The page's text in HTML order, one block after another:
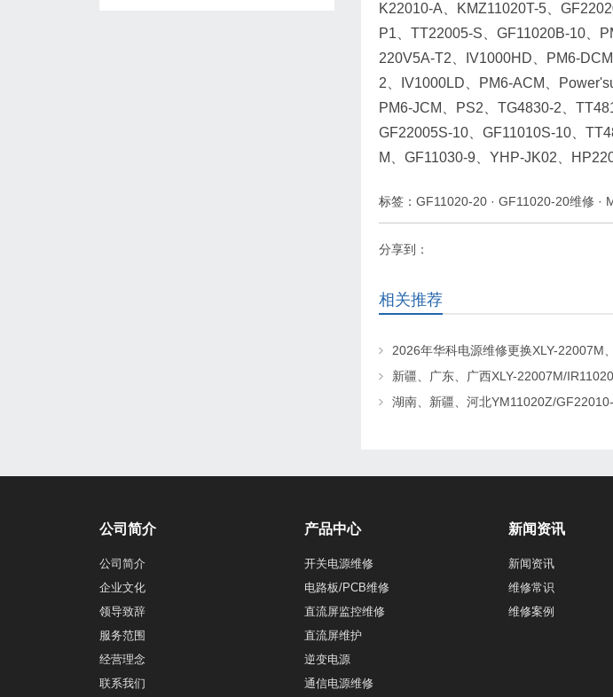
K22010-A、KMZ11020T-5、
P1、TT22005-S、GF11020B-10、
220V5A-T2、IV1000HD、PM6-
2、IV1000LD、PM6-ACM、
PM6-JCM、PS2、TG4830-2、
GF22005S-10、GF11010S-10、
M、GF11030-9、YHP-JK02、
标签： GF11020-20 · GF11020-20维修 ·
分享到：
相关推荐
公司简介
公司简介
企业文化
领导致辞
服务范围
经营理念
联系我们
产品中心
开关电源维修
电路板/PCB维修
直流屏监控维修
直流屏维护
逆变电源
通信电源维修
新闻资讯
新闻资讯
维修常识
维修案例